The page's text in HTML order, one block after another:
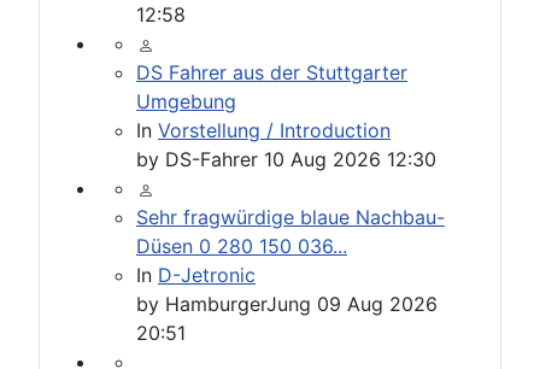
12:58
DS Fahrer aus der Stuttgarter
Umgebung
In Vorstellung / Introduction
by DS-Fahrer 10 Aug 2026 12:30
Sehr fragwürdige blaue Nachbau-
Düsen 0 280 150 036...
In D-Jetronic
by HamburgerJung 09 Aug 2026
20:51